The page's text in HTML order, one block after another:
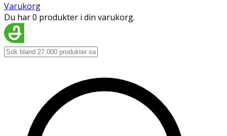
Varukorg
Du har 0 produkter i din varukorg.